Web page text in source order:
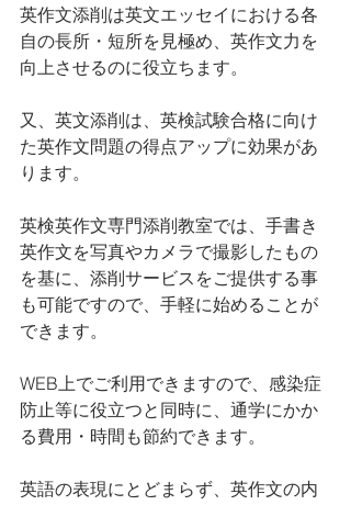
英作文添削は英文エッセイにおける各
自の長所・短所を見極め、英作文力を
向上させるのに役立ちます。
又、英文添削は、英検試験合格に向け
た英作文問題の得点アップに効果があ
ります。
英検英作文専門添削教室では、手書き
英作文を写真やカメラで撮影したもの
を基に、添削サービスをご提供する事
も可能ですので、手軽に始めることが
できます。
WEB上でご利用できますので、感染症
防止等に役立つと同時に、通学にかか
る費用・時間も節約できます。
英語の表現にとどまらず、英作文の内